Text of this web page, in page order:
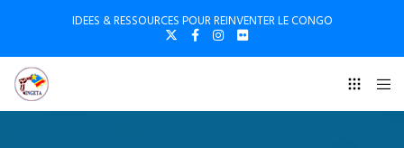
IDEES & RESSOURCES POUR REINVENTER LE CONGO